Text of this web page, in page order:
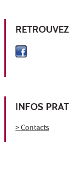
INFOS
> Contacts